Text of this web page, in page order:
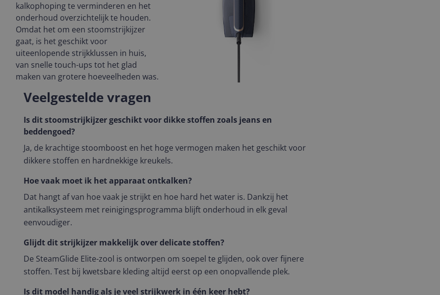
kalkophoping te verminderen en het
onderhoud overzichtelijk te houden.
Omdat het om een stoomstrijkijzer
gaat, is het geschikt voor
uiteenlopende strijkklussen in huis,
van snelle touch-ups tot het glad
maken van grotere hoeveelheden was.
Veelgestelde vragen
Is dit stoomstrijkijzer geschikt voor dikke stoffen zoals jeans en
beddengoed?
Ja, de krachtige stoomboost en het hoge vermogen maken het geschikt voor
dikkere stoffen en hardnekkige kreukels.
Hoe vaak moet ik het apparaat ontkalken?
Dat hangt af van hoe vaak je strijkt en hoe hard het water is. Dankzij het
antikalksysteem met reinigingsprogramma blijft onderhoud in elk geval
eenvoudiger.
Glijdt dit strijkijzer makkelijk over delicate stoffen?
De SteamGlide Elite-zool is ontworpen om soepel te glijden, ook over fijnere
stoffen. Test bij kwetsbare kleding altijd eerst op een onopvallende plek.
Is dit model handig als je veel strijkwerk in één keer hebt?